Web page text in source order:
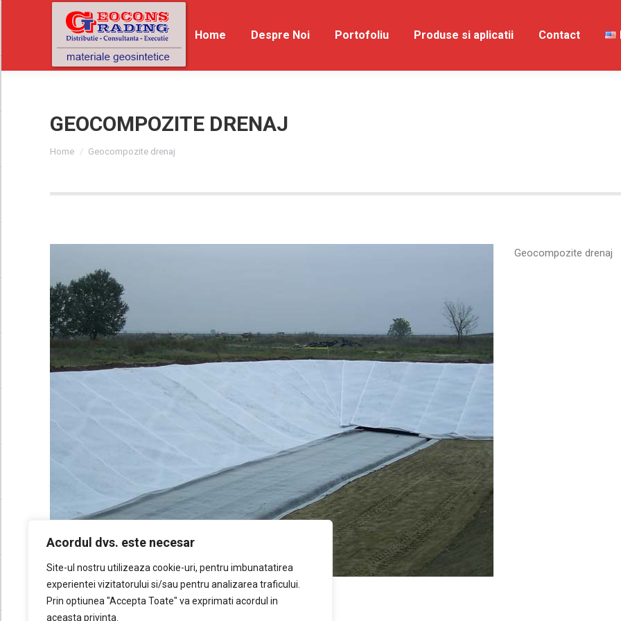
Acordul dvs. este necesar
Site-ul nostru utilizeaza cookie-uri, pentru imbunatatirea
experientei vizitatorului si/sau pentru analizarea traficului.
Prin optiunea "Accepta Toate" va exprimati acordul in
aceasta privinta.
Home Despre Noi Portofoliu Produse si aplicatii Contact
GEOCOMPOZITE DRENAJ
You are here:
Home Geocompozite drenaj
Geocompozite drenaj
Home Despre Noi Portofoliu Produse si aplicatii